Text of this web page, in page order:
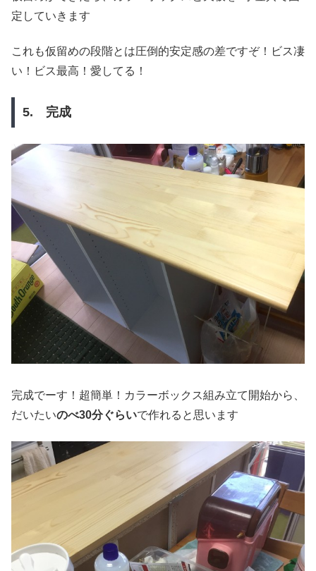
定していきます
これも仮留めの段階とは圧倒的安定感の差ですぞ！ビス凄
い！ビス最高！愛してる！
5. 完成
完成でーす！超簡単！カラーボックス組み立て開始から、
だいたいのべ30分ぐらいで作れると思います